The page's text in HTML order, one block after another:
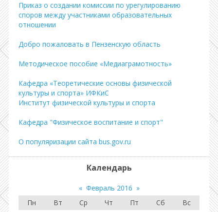
Приказ о создании комиссии по урегулированию
споров между участниками образовательных
отношении
Добро пожаловать в Пензенскую область
Методическое пособие «Медиаграмотность»
Кафедра «Теоретические основы физической
культуры и спорта» ИФКиС
Институт физической культуры и спорта
Кафедра "Физическое воспитание и спорт"
О популяризации сайта bus.gov.ru
Календарь
« Февраль 2016 »
Пн
Вт Ср Чт Пт Сб
Вс